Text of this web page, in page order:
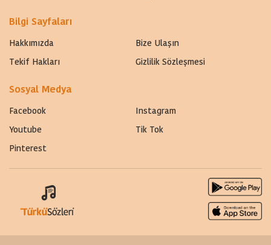
Bilgi Sayfaları
Hakkımızda
Bize Ulaşın
Tekif Hakları
Gizlilik Sözleşmesi
Sosyal Medya
Facebook
Instagram
Youtube
Tik Tok
Pinterest